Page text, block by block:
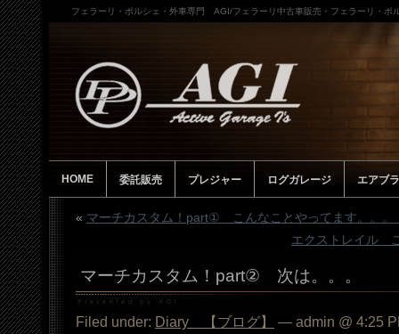
フェラーリ・ポルシェ・外車専門 AGI/フェラーリ中古車販売・フェラーリ・ポ
HOME 委託販売 プレジャー ログガレージ エアブ
« マーチカスタム！part① こんなことやってます。。。
エクストレイル
マーチカスタム！part② 次は。。。
Filed under: Diary 【ブログ】 — admin @ 4:25